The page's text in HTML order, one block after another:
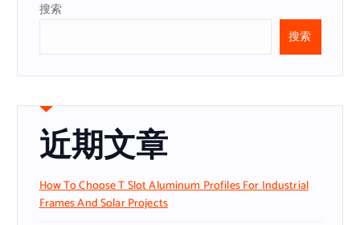
搜索
搜索
近期文章
How To Choose T Slot Aluminum Profiles For Industrial
Frames And Solar Projects